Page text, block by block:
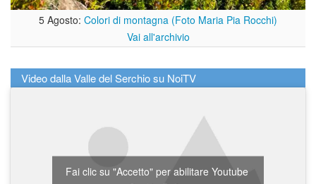
5 Agosto: Colori di montagna (Foto Maria Pia Rocchi)
Vai all'archivio
Video dalla Valle del Serchio su NoiTV
Fai clic su "Accetto" per abilitare Youtube